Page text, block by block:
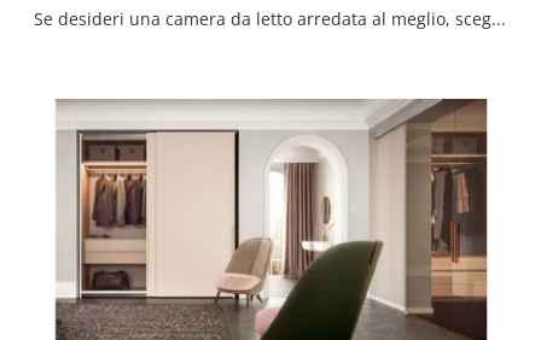
Se desideri una camera da letto arredata al meglio, scegli l'armadio Icona Laccato Lucido con ante scorrevoli di Pianca!